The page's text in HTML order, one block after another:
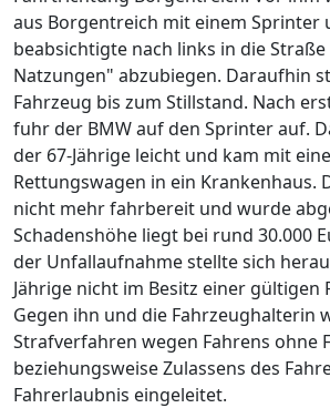
aus Borgentreich mit einem Sprinter
beabsichtigte nach links in die
Natzungen" abzubiegen. Daraufhin
Fahrzeug bis zum Stillstand. Nach
fuhr der BMW auf den Sprinter auf.
der 67-Jährige leicht und kam mit
Rettungswagen in ein Krankenhaus.
nicht mehr fahrbereit und wurde
Schadenshöhe liegt bei rund 30.000
der Unfallaufnahme stellte sich
Jährige nicht im Besitz einer gültigen
Gegen ihn und die Fahrzeughalterin
Strafverfahren wegen Fahrens ohne
beziehungsweise Zulassens des
Fahrerlaubnis eingeleitet.